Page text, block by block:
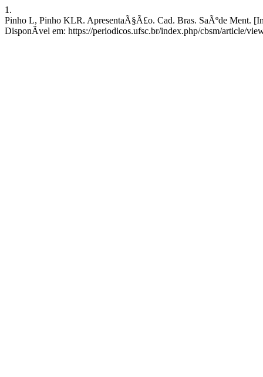
1.
Pinho L, Pinho KLR. ApresentaÃ§Ã£o. Cad. Bras. SaÃºde Ment.
DisponÃ­vel em: https://periodicos.ufsc.br/index.php/cbsm/article/